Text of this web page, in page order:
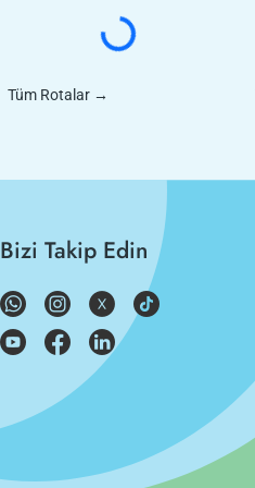
Tüm Rotalar →
Bizi Takip Edin